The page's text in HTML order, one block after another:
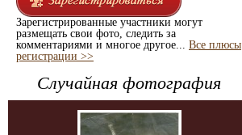
Зарегистрированные участники могут
размещать свои фото, следить за
комментариями и многое другое... Все плюсы
регистрации >>
Случайная фотография